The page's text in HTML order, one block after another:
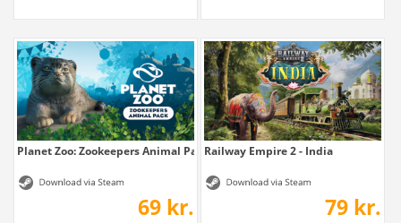
Planet Zoo: Zookeepers Animal Pack
69 kr.
Railway Empire 2 - India
79 kr.